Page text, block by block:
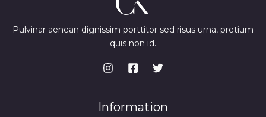
Pulvinar aenean dignissim porttitor sed risus urna, pretium
quis non id.
Information